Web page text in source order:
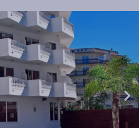
image at a time. Use the